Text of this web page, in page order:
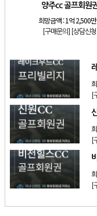
양주cc 골프회원권
더시에나서울cc 회원권
양주cc 골프회원권
희망금액 :1억 2,500
[구매문의] [상담신청]
[
[
[